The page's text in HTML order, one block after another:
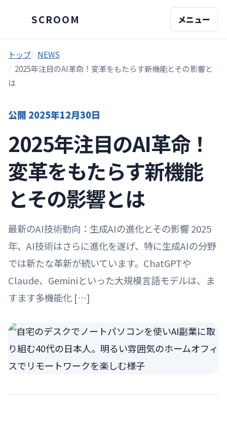
SCROOM メニュー
トップ
NEWS
2025年注目のAI革命！変革をもたらす新機能とその影響と
は
公開 2025年12月30日
2025年注目のAI革命！
変革をもたらす新機能
とその影響とは
最新のAI技術動向：生成AIの進化とその影響 2025
年、AI技術はさらに進化を遂げ、特に生成AIの分野
では新たな革新が続いています。ChatGPTや
Claude、Geminiといった大規模言語モデルは、ま
すます多機能化 […]